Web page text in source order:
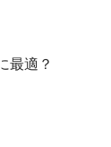
最適？